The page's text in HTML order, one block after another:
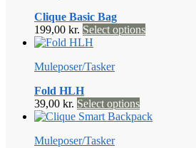
Clique Basic Bag
199,00 kr. Select optionsDette
vælges
Muleposer/Tasker
Fold HLH
39,00 kr. Select optionsDette
vare
Muleposer/Tasker